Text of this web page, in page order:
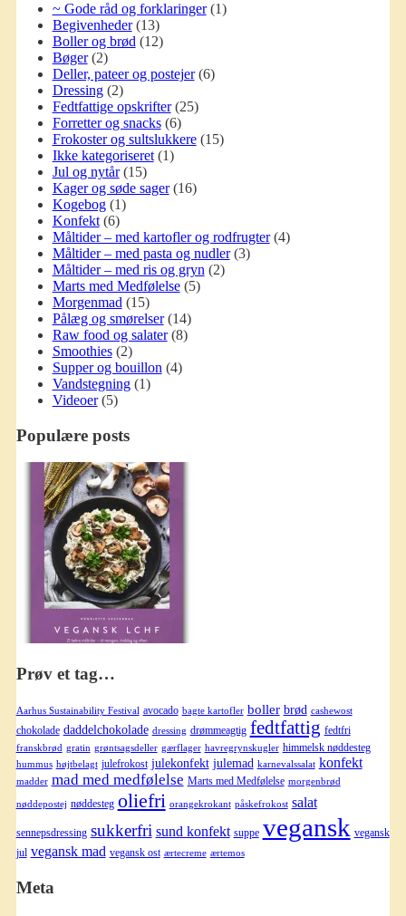
~ Gode råd og forklaringer(1)
Begivenheder(13)
Boller og brød (12)
Bøger(2)
Deller, pateer og postejer(6)
Dressing(2)
Fedtfattige opskrifter(25)
Forretter og snacks(6)
Frokoster og sultslukkere(15)
Ikke kategoriseret(1)
Jul og nytår(15)
Kager og søde sager(16)
Kogebog(1)
Konfekt(6)
Måltider – med kartofler og rodfrugter(4)
Måltider – med pasta og nudler(3)
Måltider – med ris og gryn (2)
Marts med Medfølelse(5)
Morgenmad (15)
Pålæg og smørelser(14)
Raw food og salater(8)
Smoothies(2)
Supper og bouillon (4)
Vandstegning(1)
Videoer(5)
Populære posts
Prøv et tag…
Aarhus Sustainability Festival avocado bagte kartofler boller brød cashewost
chokolade daddelchokolade dressing drømmeagtig fedtfattig fedtfri
franskbrød gratin grøntsagsdeller gærflager havregrynskugler himmelsk nøddesteg
hummus højtbelagt julefrokost julekonfekt julemad karnevalssalat konfekt
madder mad med medfølelse Marts med Medfølelse morgenbrød
nøddepostej nøddesteg oliefri orangekrokant påskefrokost salat
sennepsdressing sukkerfri sund konfekt suppe vegansk vegansk
jul vegansk mad vegansk ost ærtecreme ærtemos
Meta